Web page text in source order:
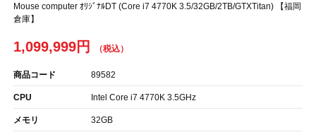
Mouse computer ｵﾘｼﾞﾅﾙDT (Core i7 4770K 3.5/32GB/2TB/GTXTitan) 【福岡
倉庫】
1,099,999円
商品コード 89582
CPU Intel Core i7 4770K 3.5GHz
メモリ 32GB